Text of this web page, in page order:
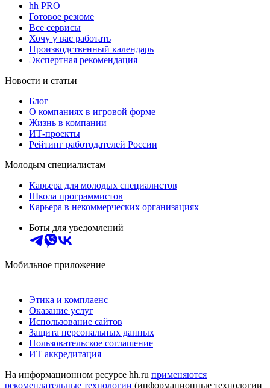
hh PRO
Готовое резюме
Все сервисы
Хочу у вас работать
Производственный календарь
Экспертная рекомендация
Новости и статьи
Блог
О компаниях в игровой форме
Жизнь в компании
ИТ-проекты
Рейтинг работодателей России
Молодым специалистам
Карьера для молодых специалистов
Школа программистов
Карьера в некоммерческих организациях
Боты для уведомлений
Мобильное приложение
Этика и комплаенс
Оказание услуг
Использование сайтов
Защита персональных данных
Пользовательское соглашение
ИТ аккредитация
На информационном ресурсе hh.ru применяются
рекомендательные технологии (информационные технологии